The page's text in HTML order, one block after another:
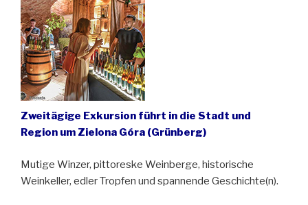
Zweitägige Exkursion führt in die Stadt und
Region um Zielona Góra (Grünberg)
Mutige Winzer, pittoreske Weinberge, historische
Weinkeller, edler Tropfen und spannende Geschichte(n).